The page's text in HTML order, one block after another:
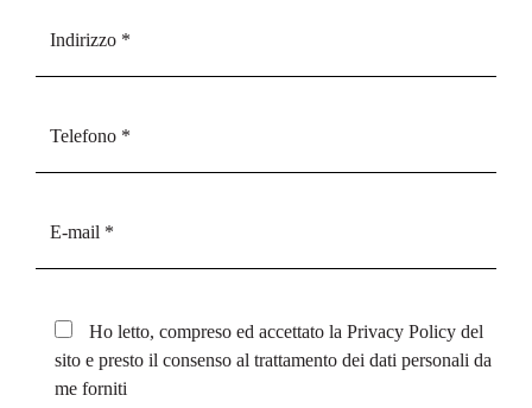
Ho letto, compreso ed accettato la Privacy Policy del
sito e presto il consenso al trattamento dei dati personali da
me forniti